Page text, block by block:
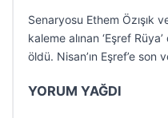
Senaryosu Ethem Özışık
kaleme alınan ‘Eşref
öldü. Nisan’ın Eşref’e son
YORUM YAĞDI